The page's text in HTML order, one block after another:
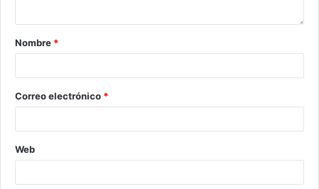
Nombre *
Correo electrónico *
Web